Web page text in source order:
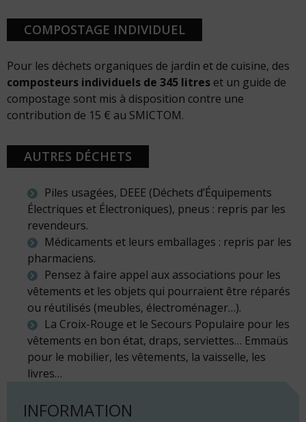
COMPOSTAGE INDIVIDUEL
Pour les déchets organiques de jardin et de cuisine, des
composteurs individuels de 345 litres et un guide de
compostage sont mis à disposition contre une
contribution de 15 € au SMICTOM.
AUTRES DÉCHETS
Piles usagées, DEEE (Déchets d’Équipements
Électriques et Électroniques), pneus : repris par les
revendeurs.
Médicaments et leurs emballages : repris par les
pharmaciens.
Pensez à faire appel aux associations pour les
vêtements et les objets qui pourraient être réparés
ou réutilisés (meubles, électroménager…).
La Croix-Rouge et le Secours Populaire pour les
vêtements en bon état, draps, serviettes… Emmaüs
pour le mobilier, les vêtements, la vaisselle, les
livres…
INFORMATION